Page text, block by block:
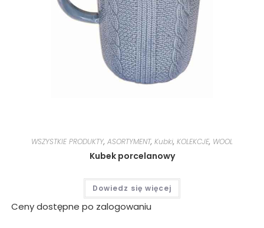
WSZYSTKIE PRODUKTY, ASORTYMENT, Kubki, KOLEKCJE, WOOL
Kubek porcelanowy
Dowiedz się więcej
Ceny dostępne po zalogowaniu